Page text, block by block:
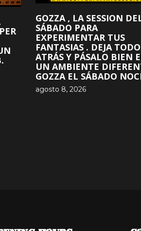
GOZZA , LA SESSION
SÁBADO PARA
EXPERIMENTAR TUS
FANTASIAS . DEJA TODO
ATRÁS Y PÁSALO BIEN
UN AMBIENTE
GOZZA EL SÁBADO
agosto 8, 2026